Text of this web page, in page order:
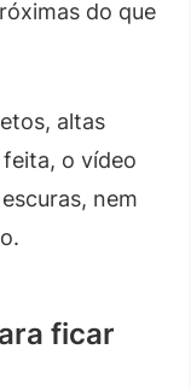
do que
altas
o vídeo
nem
ficar